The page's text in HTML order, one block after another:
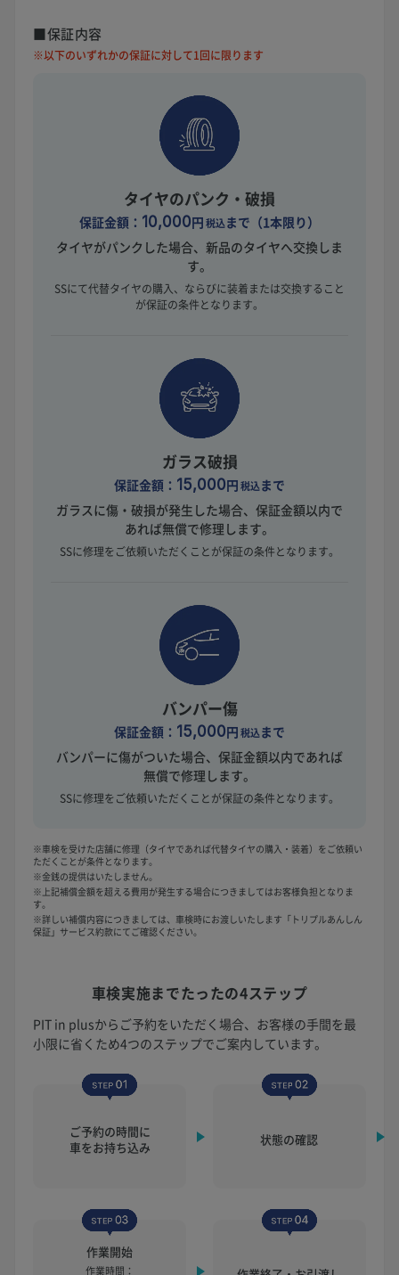
■保証内容
※以下のいずれかの保証に対して1回に限ります
タイヤのパンク・破損
保証金額： 10,000円税込まで（1本限り）
タイヤがパンクした場合、新品のタイヤへ交換しま
す。
SSにて代替タイヤの購入、ならびに装着または交換すること
が保証の条件となります。
ガラス破損
保証金額： 15,000円税込まで
ガラスに傷・破損が発生した場合、保証金額以内で
あれば無償で修理します。
SSに修理をご依頼いただくことが保証の条件となります。
バンパー傷
保証金額： 15,000円税込まで
バンパーに傷がついた場合、保証金額以内であれば
無償で修理します。
SSに修理をご依頼いただくことが保証の条件となります。
※車検を受けた店舗に修理（タイヤであれば代替タイヤの購入・装着）をご依頼い
ただくことが条件となります。
※金銭の提供はいたしません。
※上記補償金額を超える費用が発生する場合につきましてはお客様負担となりま
す。
※詳しい補償内容につきましては、車検時にお渡しいたします「トリプルあんしん
保証」サービス約款にてご確認ください。
車検実施までたったの4ステップ
PIT in plusからご予約をいただく場合、お客様の手間を最
小限に省くため4つのステップでご案内しています。
ご予約の時間に
車をお持ち込み
状態の確認
作業開始
作業時間：